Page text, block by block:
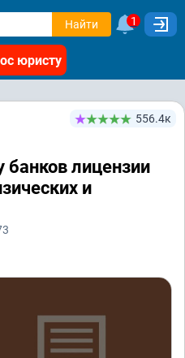
Найти 1
юристу
556.4к
банков лицензии
и